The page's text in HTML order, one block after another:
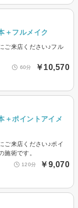
＋フルメイク
ご来店ください♪フル
60分 ￥10,570
＋ポイントアイメ
ご来店ください♪ポイ
施術です。
120分 ￥9,070